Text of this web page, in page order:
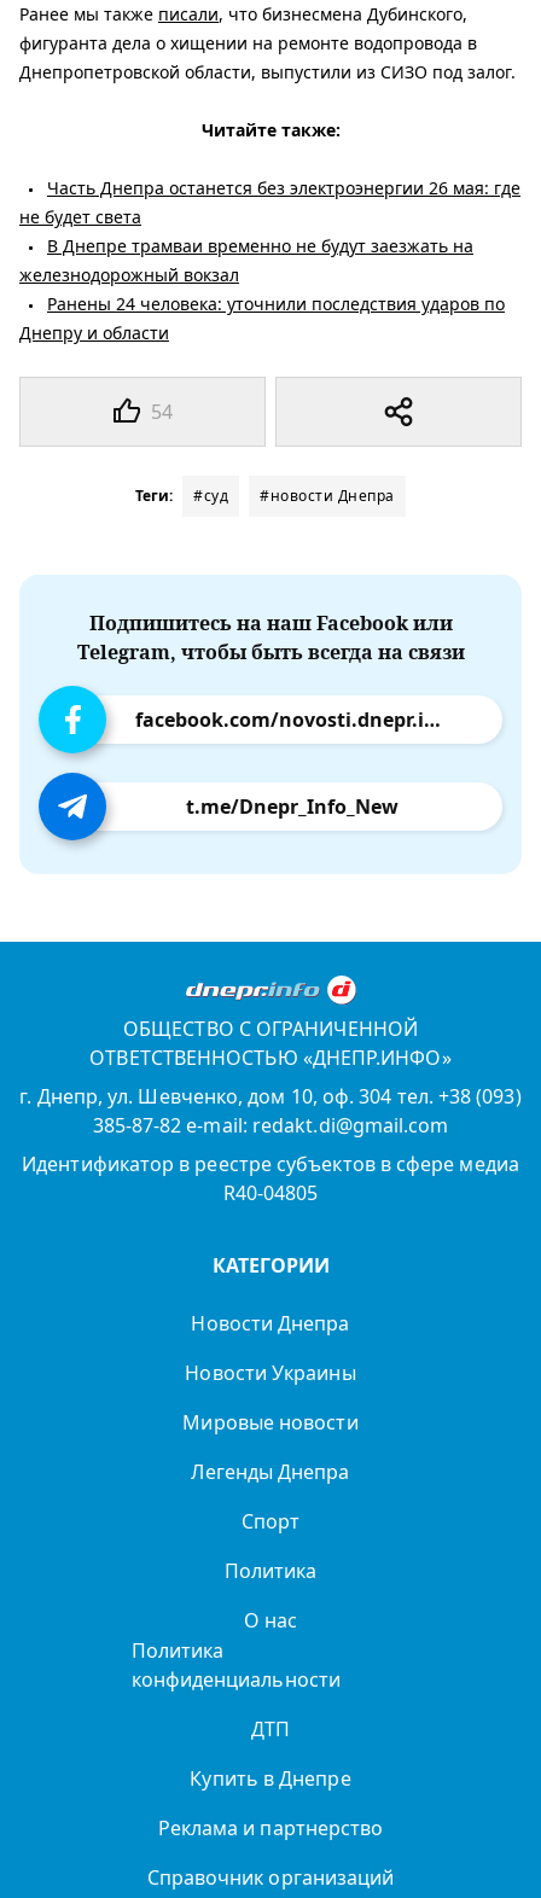
54
Ранее мы также писали, что бизнесмена Дубинского,
фигуранта дела о хищении на ремонте водопровода в
Днепропетровской области, выпустили из СИЗО под залог.
Читайте также:
Часть Днепра останется без электроэнергии 26 мая: где
не будет света
В Днепре трамваи временно не будут заезжать на
железнодорожный вокзал
Ранены 24 человека: уточнили последствия ударов по
Днепру и области
Теги: #суд #новости Днепра
Подпишитесь на наш Facebook или
Telegram, чтобы быть всегда на связи
facebook.com/novosti.dnepr.info
t.me/Dnepr_Info_New
ОБЩЕСТВО С ОГРАНИЧЕННОЙ
ОТВЕТСТВЕННОСТЬЮ «ДНЕПР.ИНФО»
г. Днепр, ул. Шевченко, дом 10, оф. 304 тел. +38 (093)
385-87-82 e-mail: redakt.di@gmail.com
Идентификатор в реестре субъектов в сфере медиа
R40-04805
КАТЕГОРИИ
Новости Днепра
Новости Украины
Мировые новости
Легенды Днепра
Спорт
Политика
О нас
Политика
конфиденциальности
ДТП
Купить в Днепре
Реклама и партнерство
Справочник организаций